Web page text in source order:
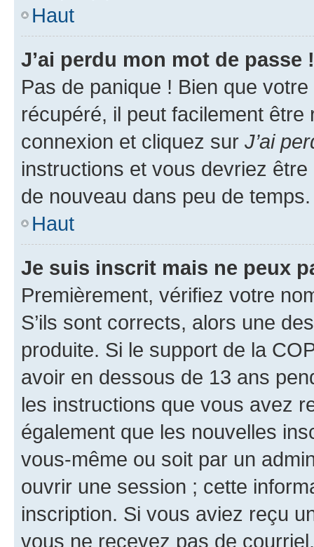
Haut
J’ai perdu mon mot de passe !
Pas de panique ! Bien que
récupéré, il peut facilement
connexion et cliquez sur J’ai
instructions et vous devriez
de nouveau dans peu de temps.
Haut
Je suis inscrit mais ne peux
Premièrement, vérifiez votre
S’ils sont corrects, alors une
produite. Si le support de la
avoir en dessous de 13 ans
les instructions que vous avez
également que les nouvelles
vous-même ou soit par un
ouvrir une session ; cette
inscription. Si vous aviez reçu
vous ne recevez pas de